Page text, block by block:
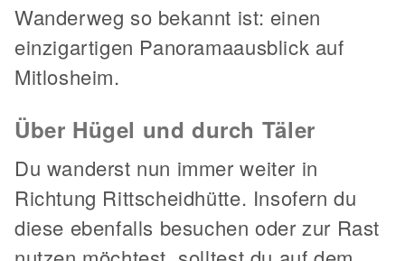
Wanderweg so bekannt ist: einen
einzigartigen Panoramaausblick auf
Mitlosheim.
Über Hügel und durch Täler
Du wanderst nun immer weiter in
Richtung Rittscheidhütte. Insofern du
diese ebenfalls besuchen oder zur Rast